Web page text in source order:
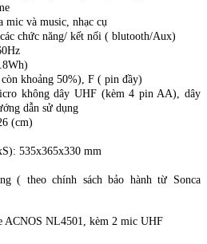
mic và music, nhạc cụ
chức năng/ kết nối ( blutooth/Aux)
khoảng 50%), F ( pin đầy)
không dây UHF (kèm 4 pin AA), dây
dẫn sử dụng
(cm)
535x365x330 mm
( theo chính sách bảo hành từ Sonca